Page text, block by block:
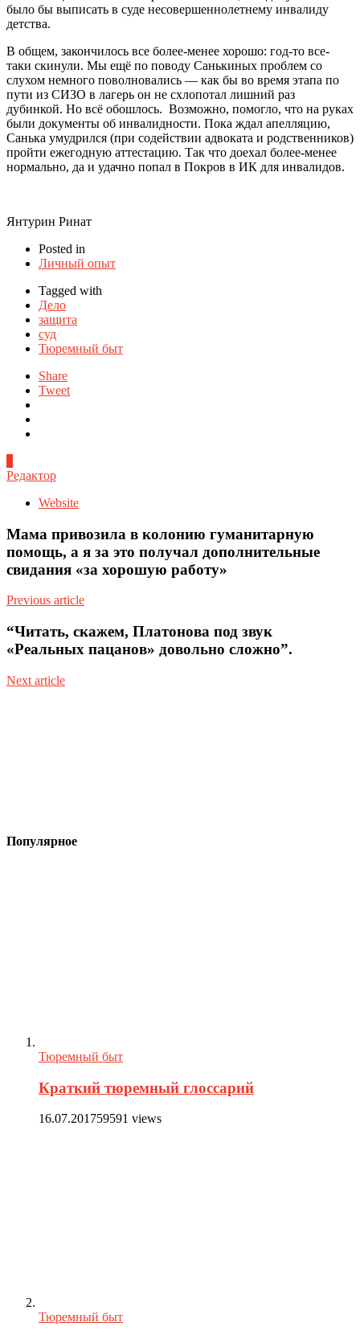
было бы выписать в суде несовершеннолетнему инвалиду
детства.
В общем, закончилось все более-менее хорошо: год-то все-
таки скинули. Мы ещё по поводу Санькиных проблем со
слухом немного поволновались — как бы во время этапа по
пути из СИЗО в лагерь он не схлопотал лишний раз
дубинкой. Но всё обошлось. Возможно, помогло, что на руках
были документы об инвалидности. Пока ждал апелляцию,
Санька умудрился (при содействии адвоката и родственников)
пройти ежегодную аттестацию. Так что доехал более-менее
нормально, да и удачно попал в Покров в ИК для инвалидов.
Янтурин Ринат
Posted in
Личный опыт
Tagged with
Дело
защита
суд
Тюремный быт
Share
Tweet
Редактор
Website
Мама привозила в колонию гуманитарную
помощь, а я за это получал дополнительные
свидания «за хорошую работу»
Previous article
“Читать, скажем, Платонова под звук
«Реальных пацанов» довольно сложно”.
Next article
Популярное
Тюремный быт
Краткий тюремный глоссарий
16.07.201759591 views
Тюремный быт